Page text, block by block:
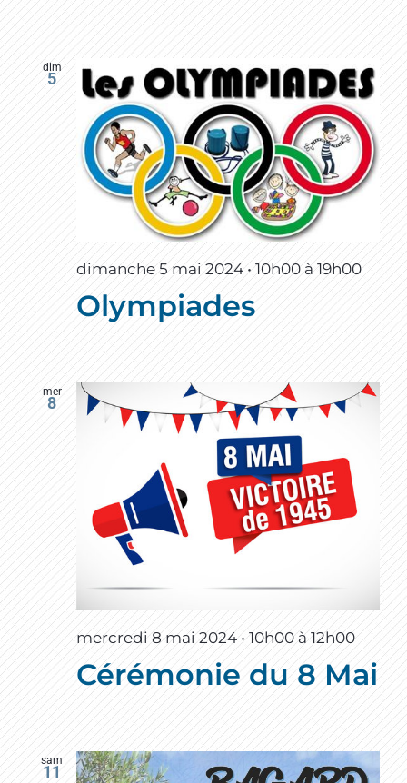
dim
5
dimanche 5 mai 2024 • 10h00 à19h00
Olympiades
mer
8
mercredi 8 mai 2024 • 10h00 à12h00
Cérémonie du 8 Mai
sam
11